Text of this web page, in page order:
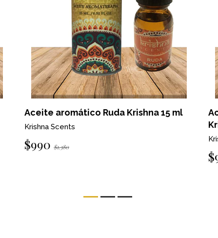
Aceite aromático Reina de la noche
Krishna 15ml
Krishna Scents
$990